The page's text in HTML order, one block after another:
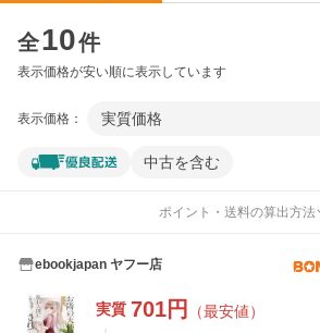
全10件
表示価格が安い順に表示しています
表示価格： 実質価格
中古を含む
ポイント・送料の算出方法
ebookjapan ヤフー店
実質 701円 （最安値）